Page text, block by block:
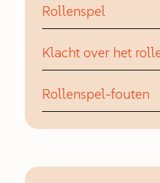
Rollenspel
Klacht over het
Rollenspel-fouten